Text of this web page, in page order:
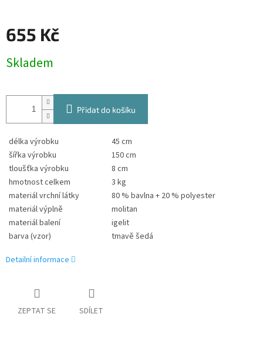
655 Kč
cena:
Skladem
Přidat do košíku
délka výrobku
45 cm
šířka výrobku
150 cm
tloušťka výrobku
8 cm
hmotnost celkem
3 kg
materiál vrchní látky
80 % bavlna + 20 % polyester
materiál výplně
molitan
materiál balení
igelit
barva (vzor)
tmavě šedá
Detailní informace
ZEPTAT SE SDÍLET